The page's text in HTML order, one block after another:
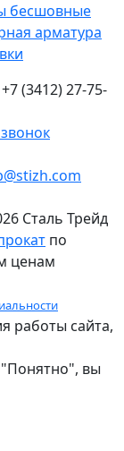
бесшовные
арматура
(3412) 27-75-
Сталь Трейд
по
ценам
работы сайта,
"Понятно", вы